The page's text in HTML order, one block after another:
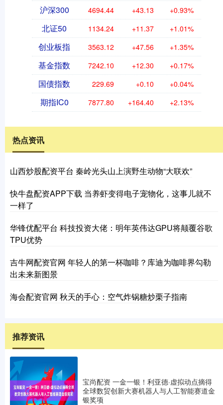
沪深300 4694.44 +43.13 +0.93%
北证50 1134.24 +11.37 +1.01%
创业板指 3563.12 +47.56 +1.35%
基金指数 7242.10 +12.30 +0.17%
国债指数 229.69 +0.10 +0.04%
期指IC0 7877.80 +164.40 +2.13%
热点资讯
山西炒股配资平台 秦岭光头山上演野生动物“大联欢”
快牛盘配资APP下载 当养虾变得电子宠物化，这事儿就不
一样了
华锋优配平台 科技投资大佬：明年英伟达GPU将颠覆谷歌
TPU优势
吉牛网配资官网 年轻人的第一杯咖啡？库迪为咖啡界勾勒
出未来新图景
海会配资官网 秋天的手心：空气炸锅糖炒栗子指南
推荐资讯
宝尚配资 一金一银！利亚德·虚拟动点摘得
全球数贸创新大赛机器人与人工智能赛道金
银奖项